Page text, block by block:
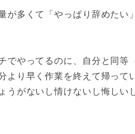
が多くて「やっぱり辞めたい
でやってるのに、自分と同等
より早く作業を終えて帰って
うがないし情けないし悔しい